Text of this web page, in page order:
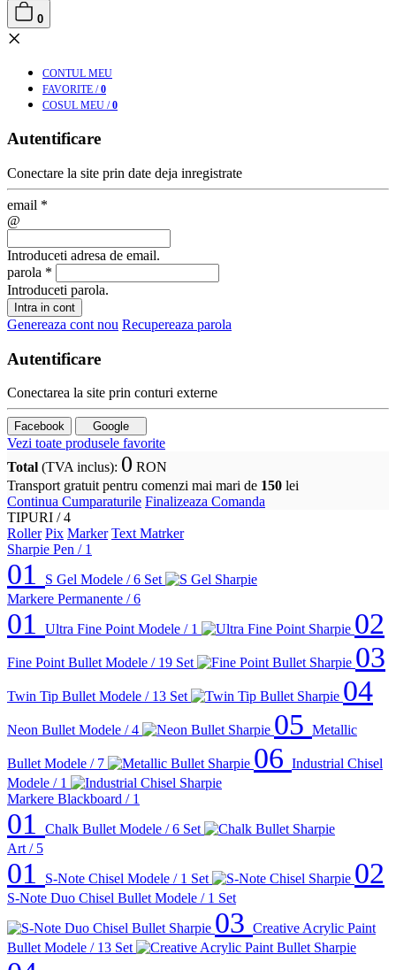
0
×
CONTUL MEU
FAVORITE / 0
COSUL MEU / 0
Autentificare
Conectare la site prin date deja inregistrate
email *
@
Introduceti adresa de email.
parola *
Introduceti parola.
Intra in cont
Genereaza cont nou Recupereaza parola
Autentificare
Conectarea la site prin conturi externe
Facebook Google
Vezi toate produsele favorite
Total (TVA inclus): 0 RON
Transport gratuit pentru comenzi mai mari de 150 lei
Continua Cumparaturile Finalizeaza Comanda
TIPURI /4
Roller Pix Marker Text Matrker
Sharpie Pen / 1
01 S Gel Modele / 6 Set
Markere Permanente / 6
01 Ultra Fine Point Modele / 1 02
Fine Point Bullet Modele / 19 Set 03
Twin Tip Bullet Modele / 13 Set 04
Neon Bullet Modele / 4 05 Metallic
Bullet Modele / 7 06 Industrial Chisel
Modele / 1
Markere Blackboard / 1
01 Chalk Bullet Modele / 6 Set
Art / 5
01 S-Note Chisel Modele / 1 Set 02
S-Note Duo Chisel Bullet Modele / 1 Set
03 Creative Acrylic Paint
Bullet Modele / 13 Set